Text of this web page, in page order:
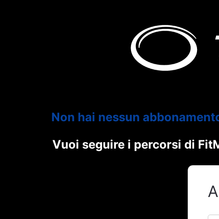
Non hai nessun
Vuoi seguire i percorsi di